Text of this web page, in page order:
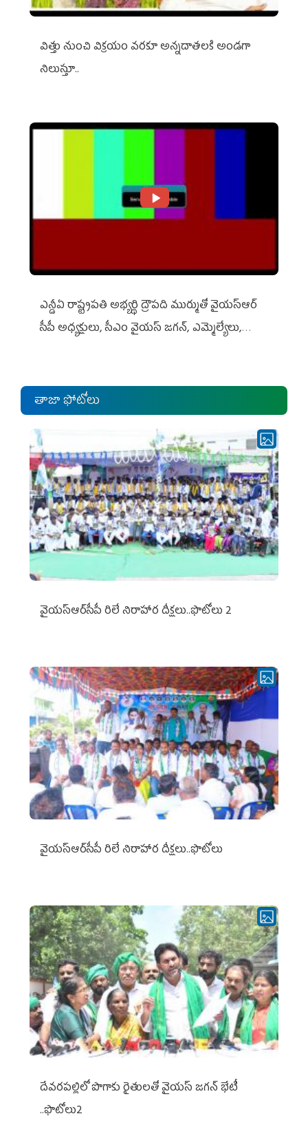
విత్తు నుంచి విక్రయం వరకూ అన్నదాతలకి అండగా
నిలుస్తూ..
ఎన్డీఏ రాష్ట్ర‌ప‌తి అభ్య‌ర్థి ద్రౌప‌ది ముర్ముతో వైయ‌స్ఆర్
సీపీ అధ్య‌క్షులు, సీఎం వైయ‌స్ జ‌గ‌న్, ఎమ్మెల్యేలు,
తాజా ఫోటోలు
వైయ‌స్ఆర్‌సీపీ రిలే నిరాహార దీక్షలు..ఫొటోలు 2
వైయ‌స్ఆర్‌సీపీ రిలే నిరాహార దీక్షలు..ఫొటోలు
దేవరపల్లిలో పొగాకు రైతులతో వైయస్ జగన్ భేటీ
..ఫొటోలు2